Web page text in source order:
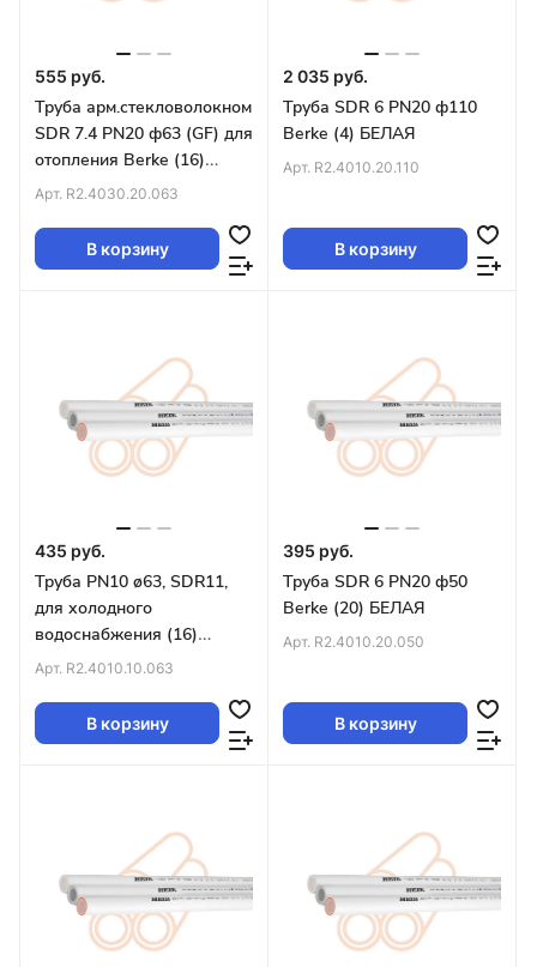
555 руб.
Труба арм.стекловолокном
SDR 7.4 PN20 ф63 (GF) для
отопления Berke (16)
БЕЛАЯ
Арт. R2.4030.20.063
В корзину
2 035 руб.
Труба SDR 6 PN20 ф110
Berke (4) БЕЛАЯ
Арт. R2.4010.20.110
В корзину
435 руб.
Труба PN10 ø63, SDR11,
для холодного
водоснабжения (16)
БЕЛАЯ
Арт. R2.4010.10.063
В корзину
395 руб.
Труба SDR 6 PN20 ф50
Berke (20) БЕЛАЯ
Арт. R2.4010.20.050
В корзину